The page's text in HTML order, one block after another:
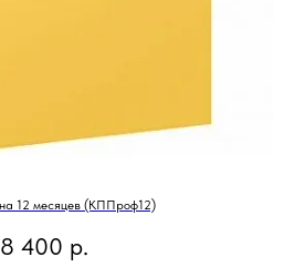
12 месяцев (КППроф12)
400 р.